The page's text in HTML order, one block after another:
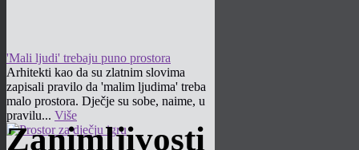
'Mali ljudi' trebaju puno prostora
Arhitekti kao da su zlatnim slovima
zapisali pravilo da 'malim ljudima' treba
malo prostora. Dječje su sobe, naime, u
pravilu... Više
Zanimljivosti